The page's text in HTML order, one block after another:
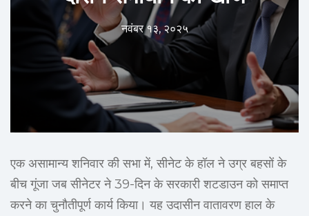
नवंबर १३, २०२५
एक असामान्य शनिवार की सभा में, सीनेट के हॉल ने उग्र बहसों के
बीच गूंजा जब सीनेटर ने 39-दिन के सरकारी शटडाउन को समाप्त
करने का चुनौतीपूर्ण कार्य किया। यह उदासीन वातावरण हाल के